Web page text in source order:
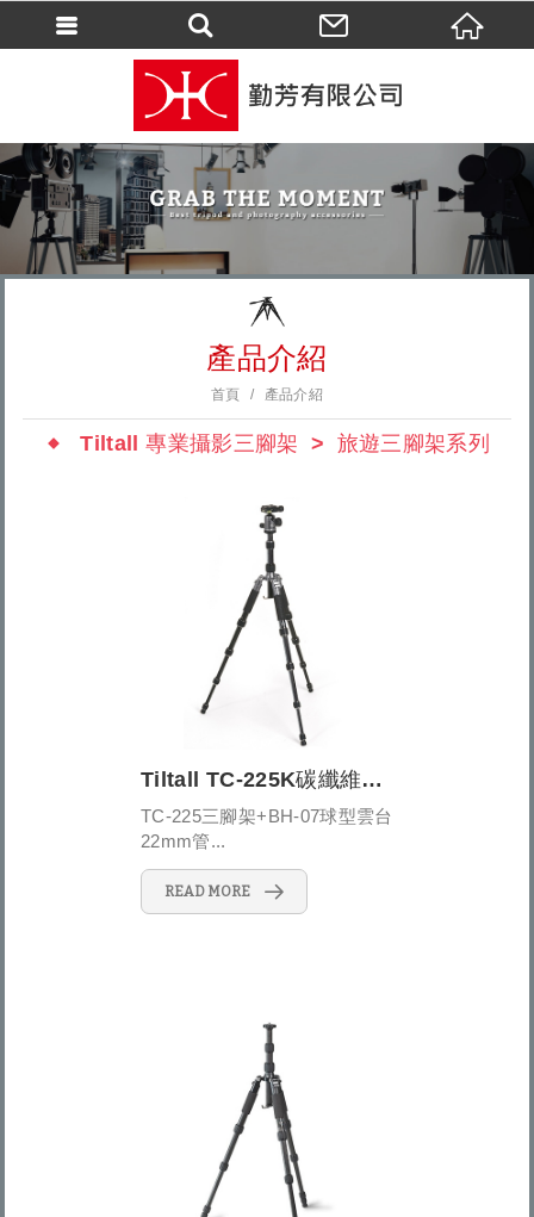
產品介紹
首頁 產品介紹
Tiltall 專業攝影三腳架 旅遊三腳架系列
Tiltall TC-225K碳纖維旅行用三腳架套裝 TC-225+BH-07
TC-225三腳架+BH-07球型雲台
22mm管...
READ MORE
會員登入(燈箱)
加入會員
忘記密碼
訂單查詢
個人資料修改
會員登出
填寫匯款通知